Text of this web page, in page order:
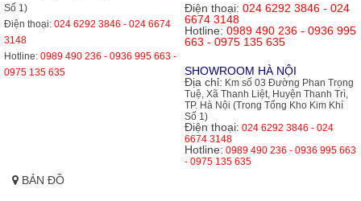
Số 1)
Điện thoại: 024 6292 3846 - 024 6674
3148
Hotline: 0989 490 236 - 0936 995 663 -
0975 135 635
Điện thoại: 024 6292 3846 - 024
6674 3148
Hotline: 0989 490 236 - 0936 995
663 - 0975 135 635
SHOWROOM HÀ NỘI
Địa chỉ: Km số 03 Đường Phan Trọng
Tuệ, Xã Thanh Liệt, Huyện Thanh Trì,
TP. Hà Nội (Trong Tổng Kho Kim Khí
Số 1)
Điện thoại: 024 6292 3846 - 024
6674 3148
Hotline: 0989 490 236 - 0936 995 663
- 0975 135 635
BẢN ĐỒ